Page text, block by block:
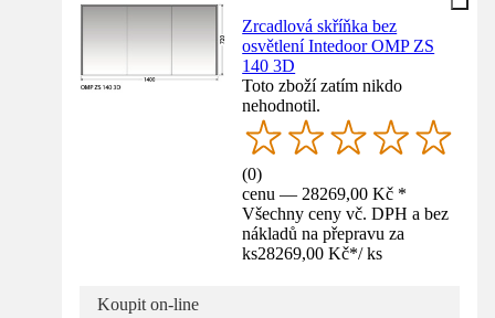
Zrcadlová skříňka bez
osvětlení Intedoor OMP ZS
140 3D
Toto zboží zatím nikdo
nehodnotil.
(0)
cenu — 28269,00 Kč *
Všechny ceny vč. DPH a bez
nákladů na přepravu za
ks28269,00 Kč*/ ks
Koupit on-line